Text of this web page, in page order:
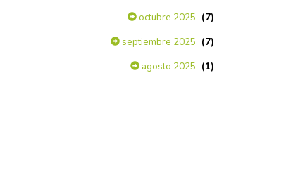
octubre 2025 (7)
septiembre 2025 (7)
agosto 2025 (1)